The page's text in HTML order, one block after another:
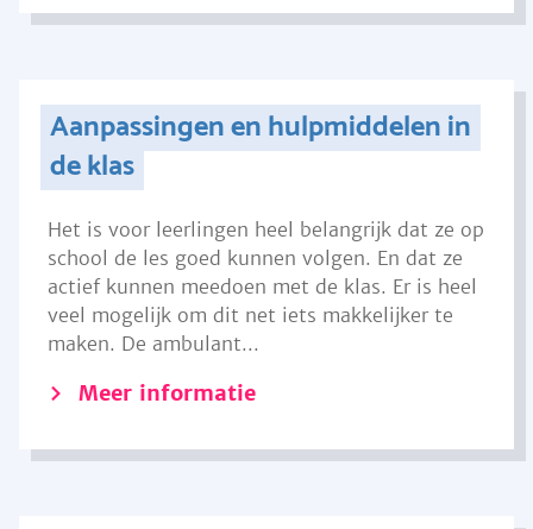
Aanpassingen en hulpmiddelen in
de klas
Het is voor leerlingen heel belangrijk dat ze op
school de les goed kunnen volgen. En dat ze
actief kunnen meedoen met de klas. Er is heel
veel mogelijk om dit net iets makkelijker te
maken. De ambulant...
Meer informatie